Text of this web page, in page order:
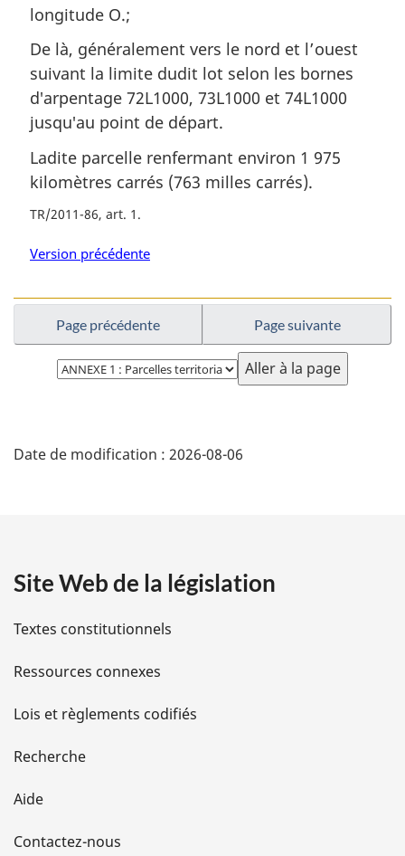
longitude O.;
De là, généralement vers le nord et l’ouest
suivant la limite dudit lot selon les bornes
d′arpentage 72L1000, 73L1000 et 74L1000
jusqu′au point de départ.
Ladite parcelle renfermant environ 1 975
kilomètres carrés (763 milles carrés).
TR/2011-86, art. 1
Version précédente
Page précédente Page suivante
Choisissez
la
é
i
l
s
d
e
l
Date de modification : 2026-08-06
Site Web de la législation
Textes constitutionnels
Ressources connexes
Lois et règlements codifiés
Recherche
Aide
Contactez-nous